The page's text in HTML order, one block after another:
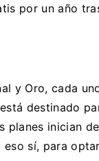
por un año
y Oro, cada
destinado
inician
sí, para